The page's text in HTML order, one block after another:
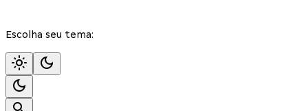
Escolha seu tema: